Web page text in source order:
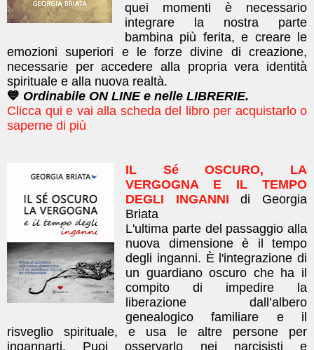
quei momenti è necessario
integrare la nostra parte
bambina più ferita, e creare le
emozioni superiori e le forze divine di creazione,
necessarie per accedere alla propria vera identità
spirituale e alla nuova realtà.
💙 Ordinabile ON LINE e nelle LIBRERIE.
Clicca qui e vai alla scheda del libro per acquistarlo o
saperne di più
IL Sé OSCURO, LA
VERGOGNA E IL TEMPO
DEGLI INGANNI di Georgia
Briata
L'ultima parte del passaggio alla
nuova dimensione è il tempo
degli inganni. È l'integrazione di
un guardiano oscuro che ha il
compito di impedire la
liberazione dall’albero
genealogico familiare e il
risveglio spirituale, e usa le altre persone per
ingannarti. Puoi osservarlo nei narcisisti e